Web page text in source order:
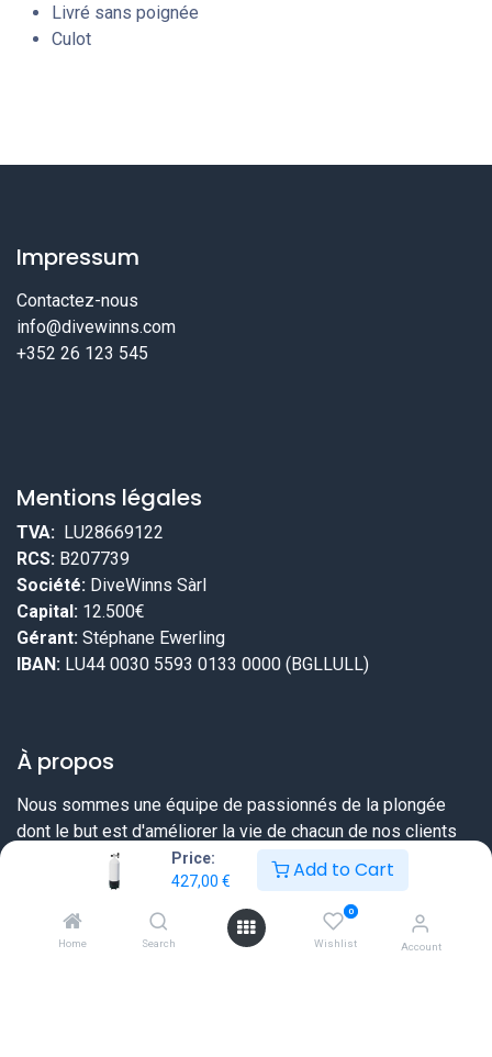
Price:
427,00 € Add to Cart
Home Search
0
Wishlist Account
Livré sans poignée
Culot
Impressum
Contactez-nous
info@divewinns.com
+352 26 123 545
Mentions légales
TVA: LU28669122
RCS: B207739
Société: DiveWinns Sàrl
Capital: 12.500€
Gérant: Stéphane Ewerling
IBAN: LU44 0030 5593 0133 0000 (BGLLULL)
À propos
Nous sommes une équipe de passionnés de la plongée
dont le but est d'améliorer la vie de chacun de nos clients
grâce à des produits de meilleure qualité. Chez DiveWinns
vous savez dès le début ce que vous pouvez attendre,
nous ne vendons pas d'illusions.